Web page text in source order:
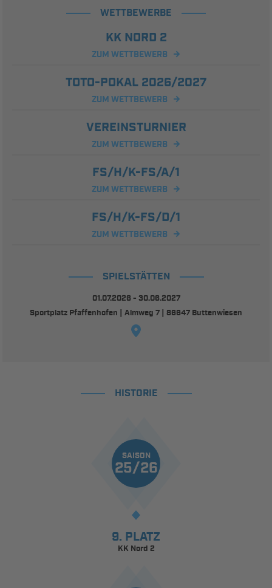
WETTBEWERBE
KK NORD 2
ZUM WETTBEWERB
TOTO-POKAL 2026/2027
ZUM WETTBEWERB
VEREINSTURNIER
ZUM WETTBEWERB
FS/H/K-FS/A/1
ZUM WETTBEWERB
FS/H/K-FS/D/1
ZUM WETTBEWERB
SPIELSTÄTTEN
01.07.2026 - 30.06.2027
Sportplatz Pfaffenhofen | Almweg 7 | 86647 Buttenwiesen
HISTORIE
SAISON
25/26
9. PLATZ
KK Nord 2